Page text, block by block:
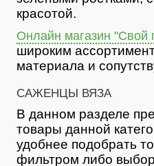
красотой.
Онлайн магазин "Свой
широким
материала и
САЖЕНЦЫ ВЯЗА
В данном разделе
товары данной
удобнее подобрать
фильтром либо